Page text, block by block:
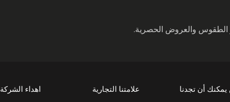
والعروض الحصرية.
يمكنك أن تجدنا علامتنا التجارية اهداء الشركة